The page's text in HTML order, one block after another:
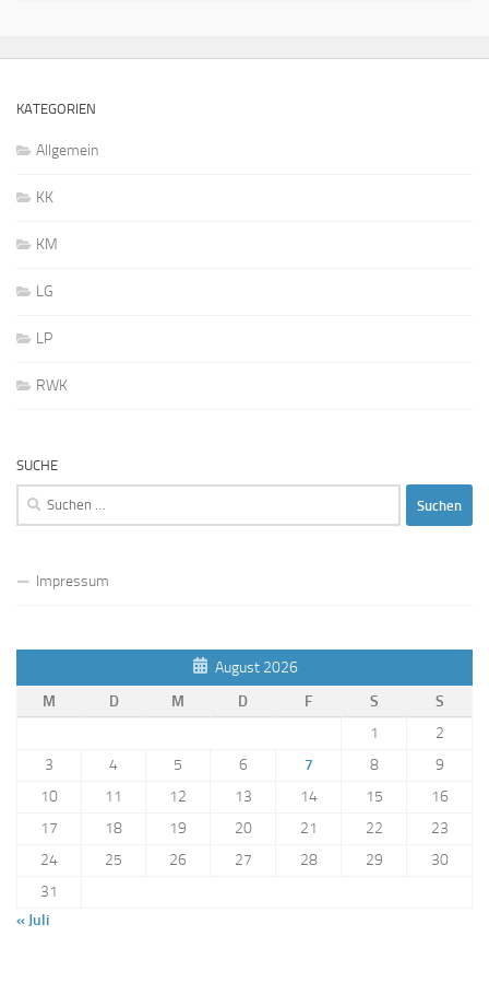
KATEGORIEN
Allgemein
KK
KM
LG
LP
RWK
SUCHE
Suchen
Impressum
August 2026
M
D M D F S
S
1
2
3
4 5 6 7 8
9
10
11 12 13 14 15
16
17
18 19 20 21 22
23
24
25 26 27 28 29
30
31
« Juli